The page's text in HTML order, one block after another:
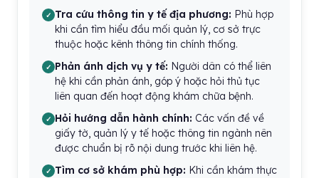
Tra cứu thông tin y tế địa phương: Phù hợp
khi cần tìm hiểu đầu mối quản lý, cơ sở trực
thuộc hoặc kênh thông tin chính thống.
Phản ánh dịch vụ y tế: Người dân có thể liên
hệ khi cần phản ánh, góp ý hoặc hỏi thủ tục
liên quan đến hoạt động khám chữa bệnh.
Hỏi hướng dẫn hành chính: Các vấn đề về
giấy tờ, quản lý y tế hoặc thông tin ngành nên
được chuẩn bị rõ nội dung trước khi liên hệ.
Tìm cơ sở khám phù hợp: Khi cần khám thực